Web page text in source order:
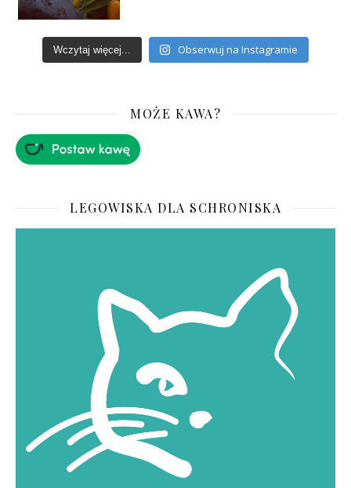
Wczytaj więcej... Obserwuj na Instagramie
MOŻE KAWA?
LEGOWISKA DLA SCHRONISKA